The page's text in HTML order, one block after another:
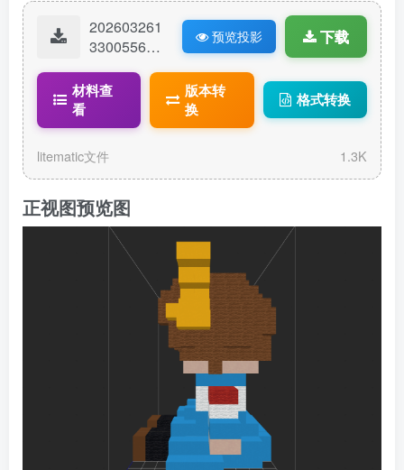
202603261
33005565-
姿粘土人.lit
预览投影 下载
材料查
看
版本转
换
格式转换
litematic文件 1.3K
正视图预览图